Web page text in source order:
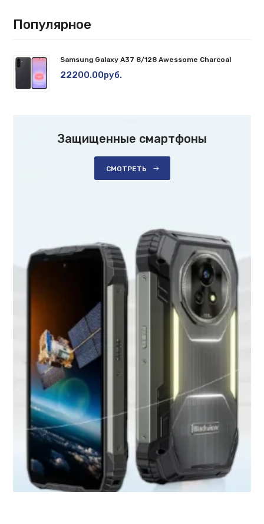
Популярное
Samsung Galaxy A37 8/128 Awessome Charcoal
22200.00руб.
Защищенные смартфоны
СМОТРЕТЬ